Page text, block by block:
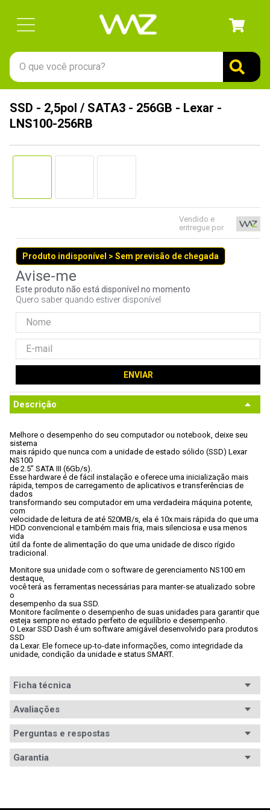
O que você procura?
SSD - 2,5pol / SATA3 - 256GB - Lexar -
LNS100-256RB
Vendido e
entregue por
Produto indisponível > Sem previsão de chegada
Este produto não está disponível no momento
Quero saber quando estiver disponível
ENVIAR
Descrição
Melhore o desempenho do seu computador ou notebook, deixe seu
sistema
mais rápido que nunca com a unidade de estado sólido (SSD) Lexar
NS100
de 2.5" SATA III (6Gb/s).
Esse hardware é de fácil instalação e oferece uma inicialização mais
rápida, tempos de carregamento de aplicativos e transferências de
dados
transformando seu computador em uma verdadeira máquina potente,
com
velocidade de leitura de até 520MB/s, ela é 10x mais rápida do que uma
HDD convencional e também mais fria, mais silenciosa e usa menos
vida
útil da fonte de alimentação do que uma unidade de disco rígido
tradicional.
Monitore sua unidade com o software de gerenciamento NS100 em
destaque,
você terá as ferramentas necessárias para manter-se atualizado sobre
o
desempenho da sua SSD.
Monitore facilmente o desempenho de suas unidades para garantir que
esteja sempre no estado perfeito de equilíbrio e desempenho.
O Lexar SSD Dash é um software amigável desenvolvido para produtos
SSD
da Lexar. Ele fornece up-to-date informações, como integridade da
unidade, condição da unidade e status SMART.
Ficha técnica
Conteúdo da
embalagem
Capacidade 256GB
Cache Não especificado
Avaliações
Avaliações
Perguntas e respostas
Garantia
1º
gabinete
3º
ssd
5º
openbox
7º
jonsbo
8º
controle
noctua
10º fractal